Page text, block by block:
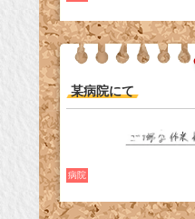
某病院にて
病院